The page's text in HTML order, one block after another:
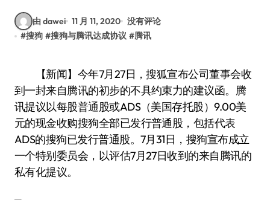
由 dawei 11 月 11, 2020 没有评论
#搜狗 #搜狗与腾讯达成协议 #腾讯
【新闻】今年7月27日，搜狐宣布公司董事会收
到一封来自腾讯的初步的不具约束力的建议函。腾
讯提议以每股普通股或ADS（美国存托股）9.00美
元的现金收购搜狗全部已发行普通股，包括代表
ADS的搜狗已发行普通股。7月31日，搜狗宣布成立
一个特别委员会，以评估7月27日收到的来自腾讯的
私有化提议。